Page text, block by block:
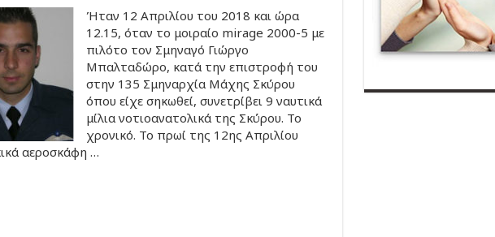
Ήταν 12 Απριλίου του 2018 και ώρα
12.15, όταν το μοιραίο mirage 2000-5 με
πιλότο τον Σμηναγό Γιώργο
Μπαλταδώρο, κατά την επιστροφή του
στην 135 Σμηναρχία Μάχης Σκύρου
όπου είχε σηκωθεί, συνετρίβει 9 ναυτικά
μίλια νοτιοανατολικά της Σκύρου. Το
χρονικό. Το πρωί της 12ης Απριλίου
αεροσκάφη …